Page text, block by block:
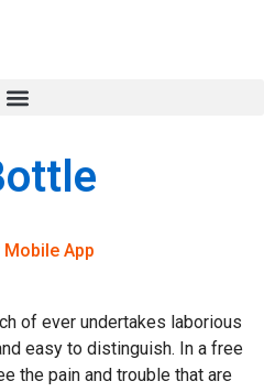
App
of ever undertakes laborious
easy to distinguish. In a free
the pain and trouble that are